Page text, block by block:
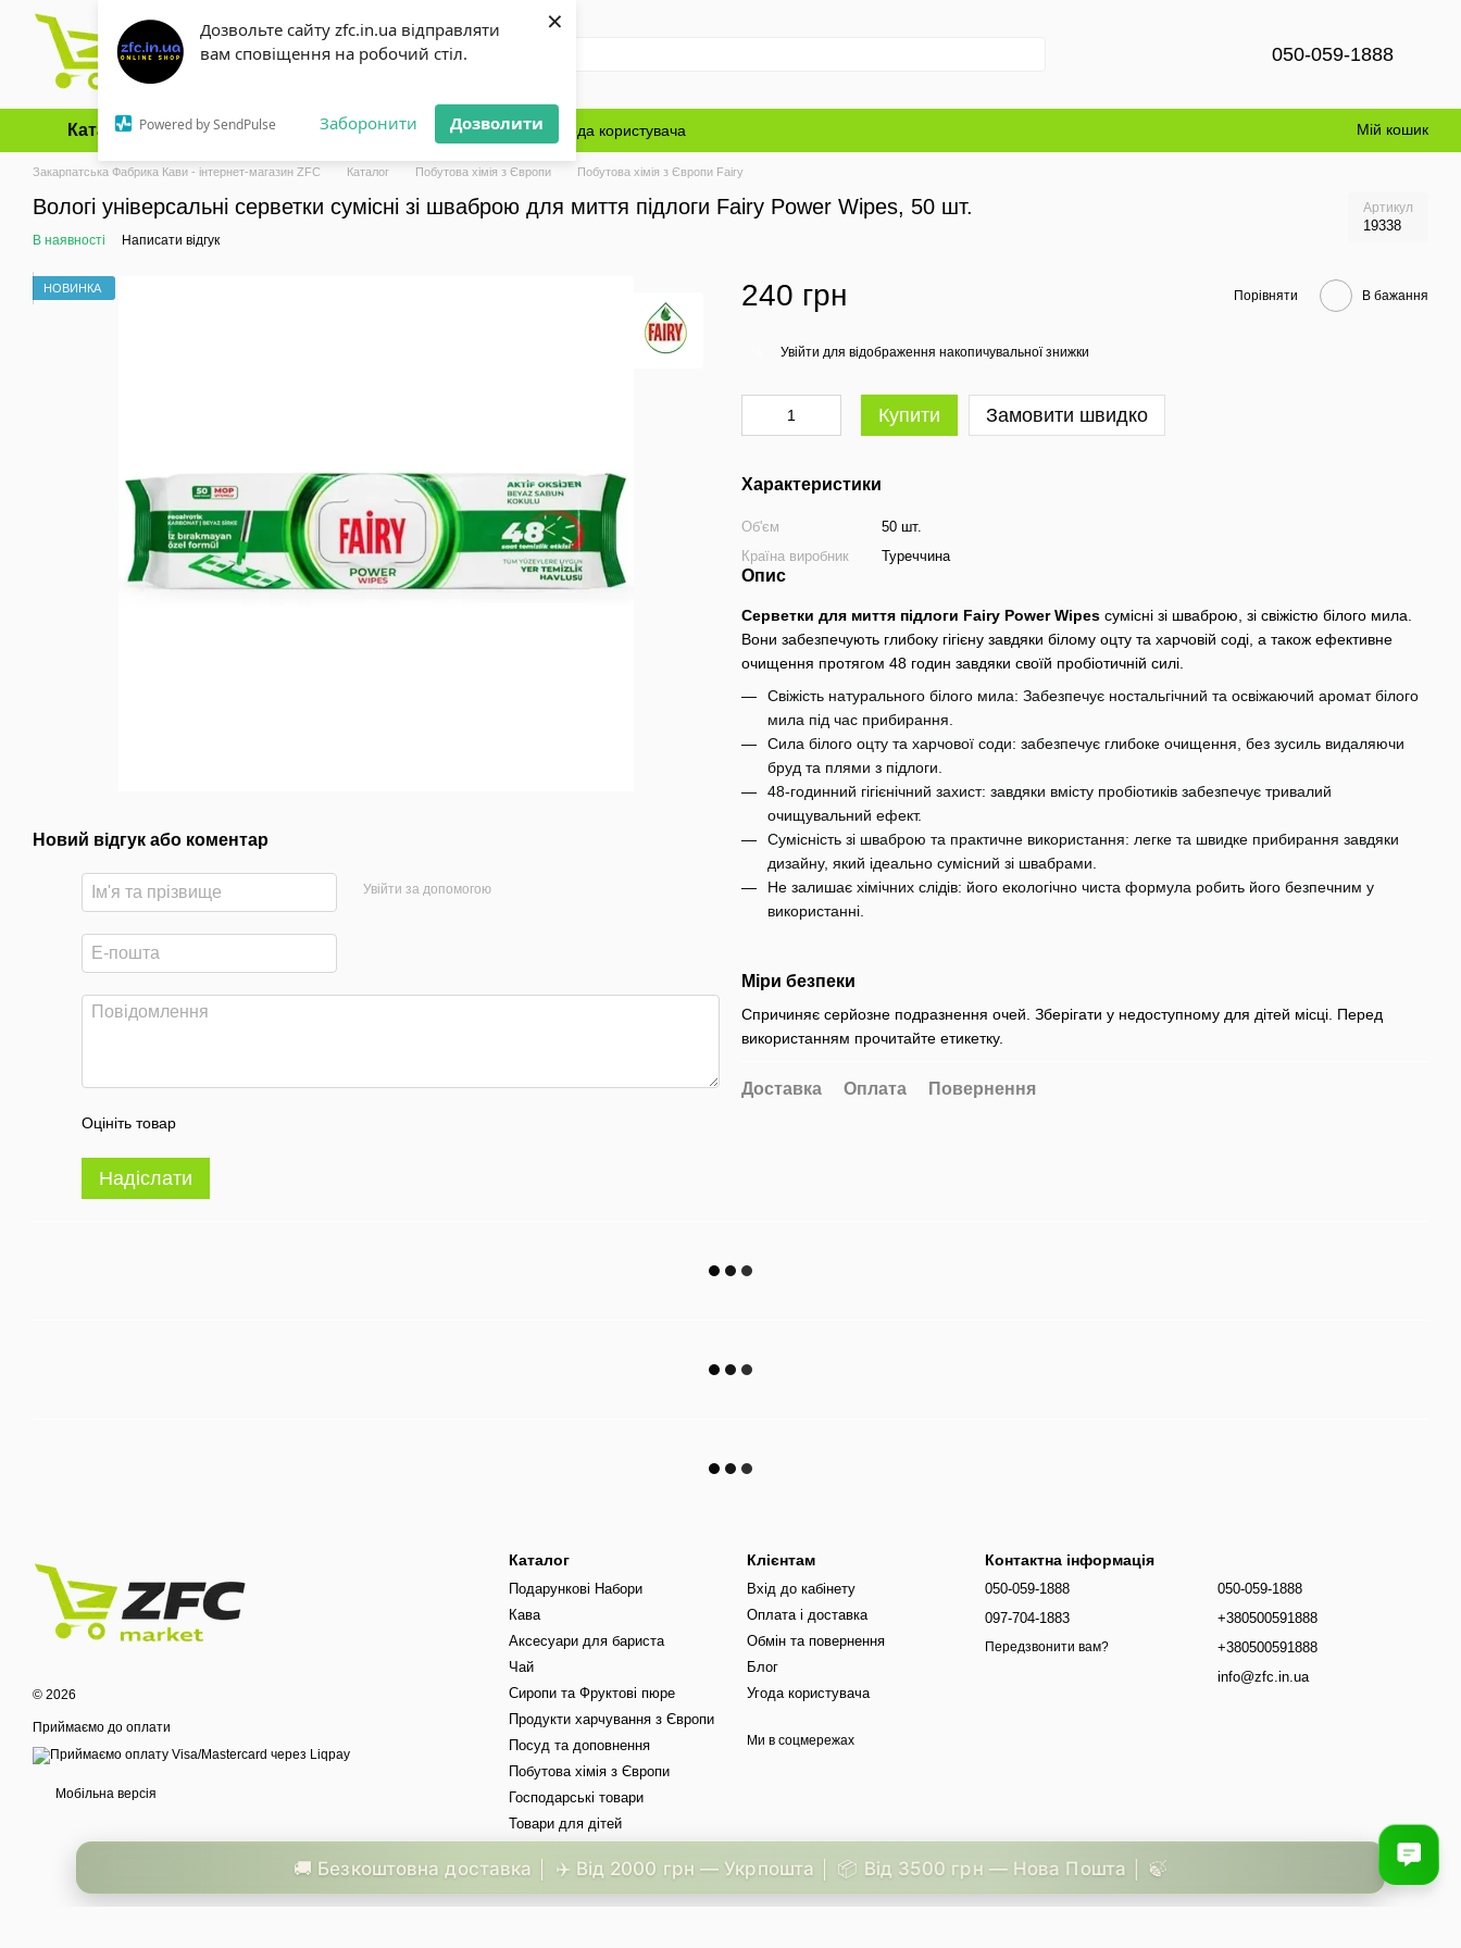
Дозвольте сайту zfc.in.ua відправляти
вам сповіщення на робочий стіл.
Powered by SendPulse Заборонити Дозволити
×
Перейти до основного контенту
050-059-1888
Каталог Оплата і доставка Обмін та повернення Блог Угода користувача Мій кошик
Закарпатська Фабрика Кави - інтернет-магазин ZFC Каталог Побутова хімія з Європи Побутова хімія з Європи Fairy
Вологі універсальні серветки сумісні зі шваброю для миття підлоги Fairy Power Wipes, 50 шт. Артикул
19338
В наявності Написати відгук
НОВИНКА
Новий відгук або коментар
Увійти за допомогою
Оцініть товар
Надіслати
240 грн Порівняти В бажання
Увійти для відображення накопичувальної знижки
Купити Замовити швидко
Характеристики
Об'єм
50 шт.
Країна виробник
Туреччина
Опис
Серветки для миття підлоги Fairy Power Wipes сумісні зі шваброю, зі свіжістю білого мила.
Вони забезпечують глибоку гігієну завдяки білому оцту та харчовій соді, а також ефективне
очищення протягом 48 годин завдяки своїй пробіотичній силі.
Свіжість натурального білого мила: Забезпечує ностальгічний та освіжаючий аромат білого
мила під час прибирання.
Сила білого оцту та харчової соди: забезпечує глибоке очищення, без зусиль видаляючи
бруд та плями з підлоги.
48-годинний гігієнічний захист: завдяки вмісту пробіотиків забезпечує тривалий
очищувальний ефект.
Сумісність зі шваброю та практичне використання: легке та швидке прибирання завдяки
дизайну, який ідеально сумісний зі швабрами.
Не залишає хімічних слідів: його екологічно чиста формула робить його безпечним у
використанні.
Міри безпеки
Спричиняє серйозне подразнення очей. Зберігати у недоступному для дітей місці. Перед
використанням прочитайте етикетку.
Доставка Оплата Повернення
© 2026
Приймаємо до оплати
Мобільна версія
Каталог
Подарункові Набори
Кава
Аксесуари для бариста
Чай
Сиропи та Фруктові пюре
Продукти харчування з Європи
Посуд та доповнення
Побутова хімія з Європи
Господарські товари
Товари для дітей
Клієнтам
Вхід до кабінету
Оплата і доставка
Обмін та повернення
Блог
Угода користувача
Ми в соцмережах
Контактна інформація
050-059-1888
097-704-1883
Передзвонити вам?
050-059-1888
+380500591888
+380500591888
info@zfc.in.ua